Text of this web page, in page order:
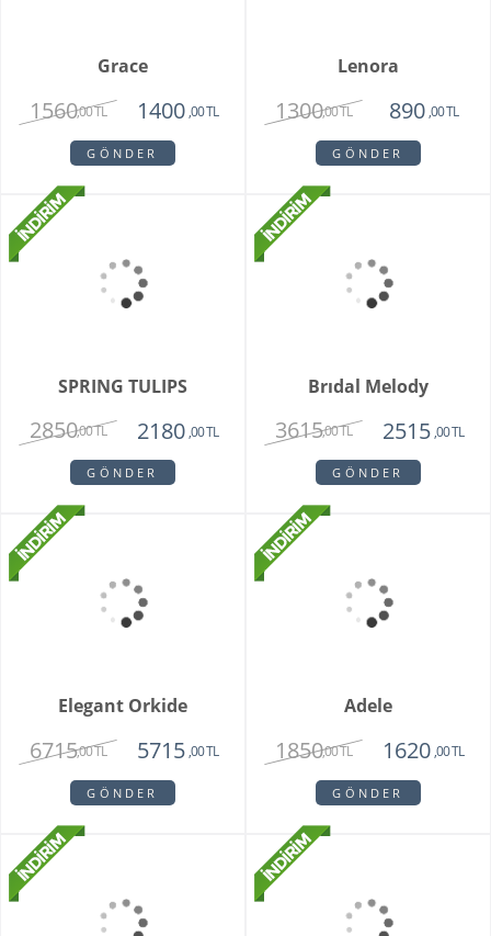
,00 TL 1375
GÖNDER
,00 TL 2350
GÖNDER
2450,00 TL 1350
GÖNDER
6550,00 TL 5150
GÖNDER
3850,00 TL 2850
GÖNDER
,00 TL 1450
GÖNDER